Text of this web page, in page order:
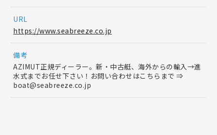
URL
https://www.seabreeze.co.jp
備考
AZIMUT正規ディーラー。新・中古艇、海外からの輸入→進
水式までお任せ下さい！お問い合わせはこちらまで ⇒
boat@seabreeze.co.jp